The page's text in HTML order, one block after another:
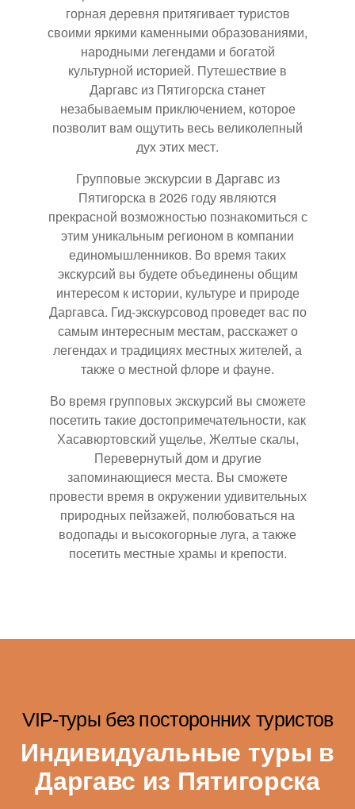
горная деревня притягивает туристов
своими яркими каменными образованиями,
народными легендами и богатой
культурной историей. Путешествие в
Даргавс из Пятигорска станет
незабываемым приключением, которое
позволит вам ощутить весь великолепный
дух этих мест.
Групповые экскурсии в Даргавс из
Пятигорска в 2026 году являются
прекрасной возможностью познакомиться с
этим уникальным регионом в компании
единомышленников. Во время таких
экскурсий вы будете объединены общим
интересом к истории, культуре и природе
Даргавса. Гид-экскурсовод проведет вас по
самым интересным местам, расскажет о
легендах и традициях местных жителей, а
также о местной флоре и фауне.
Во время групповых экскурсий вы сможете
посетить такие достопримечательности, как
Хасавюртовский ущелье, Желтые скалы,
Перевернутый дом и другие
запоминающиеся места. Вы сможете
провести время в окружении удивительных
природных пейзажей, полюбоваться на
водопады и высокогорные луга, а также
посетить местные храмы и крепости.
VIP-туры без посторонних туристов
Индивидуальные туры в
Даргавс из Пятигорска